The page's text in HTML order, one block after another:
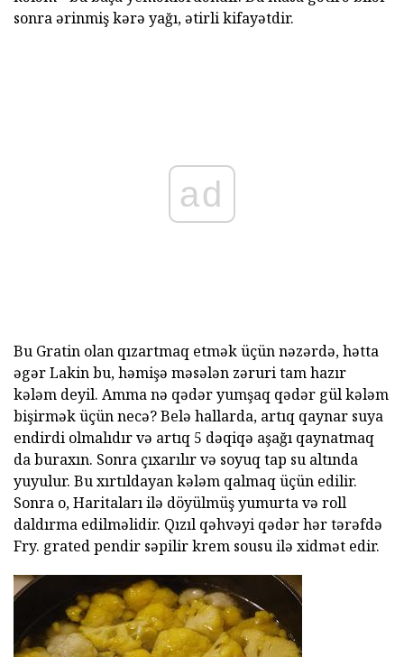
sonra ərinmiş kərə yağı, ətirli kifayətdir.
ad
Bu Gratin olan qızartmaq etmək üçün nəzərdə, hətta
əgər Lakin bu, həmişə məsələn zəruri tam hazır
kələm deyil. Amma nə qədər yumşaq qədər gül kələm
bişirmək üçün necə? Belə hallarda, artıq qaynar suya
endirdi olmalıdır və artıq 5 dəqiqə aşağı qaynatmaq
da buraxın. Sonra çıxarılır və soyuq tap su altında
yuyulur. Bu xırtıldayan kələm qalmaq üçün edilir.
Sonra o, Haritaları ilə döyülmüş yumurta və roll
daldırma edilməlidir. Qızıl qəhvəyi qədər hər tərəfdə
Fry. grated pendir səpilir krem sousu ilə xidmət edir.